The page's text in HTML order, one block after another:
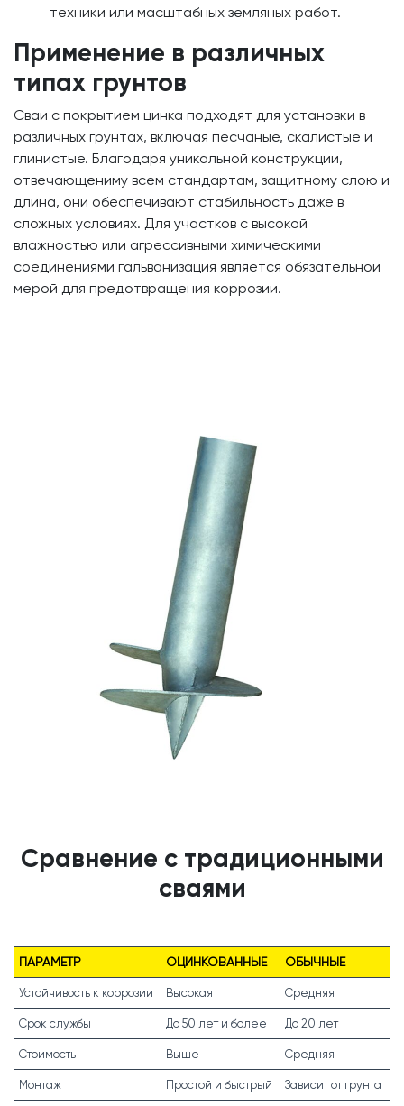
техники или масштабных земляных работ.
Применение в различных
типах грунтов
Сваи с покрытием цинка подходят для установки в
различных грунтах, включая песчаные, скалистые и
глинистые. Благодаря уникальной конструкции,
отвечающениму всем стандартам, защитному слою и
длина, они обеспечивают стабильность даже в
сложных условиях. Для участков с высокой
влажностью или агрессивными химическими
соединениями гальванизация является обязательной
мерой для предотвращения коррозии.
Сравнение с традиционными
сваями
ПАРАМЕТР ОЦИНКОВАННЫЕ ОБЫЧНЫЕ
Устойчивость к коррозии Высокая Средняя
Срок службы До 50 лет и более До 20 лет
Стоимость Выше Средняя
Монтаж Простой и быстрый Зависит от грунта